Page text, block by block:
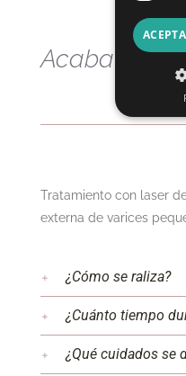
Acaba con
Tratamiento con laser
externa de varices
¿Cómo se raliza?
¿Cuánto tiempo
¿Qué cuidados se